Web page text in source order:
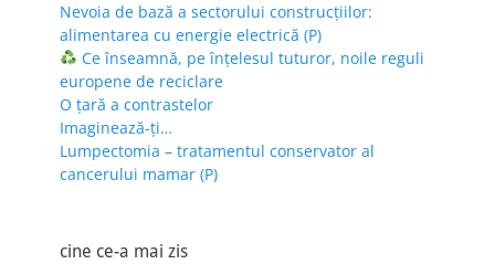
Nevoia de bază a sectorului construcțiilor:
alimentarea cu energie electrică (P)
Ce înseamnă, pe înțelesul tuturor, noile reguli
europene de reciclare
O țară a contrastelor
Imaginează-ți…
Lumpectomia – tratamentul conservator al
cancerului mamar (P)
cine ce-a mai zis